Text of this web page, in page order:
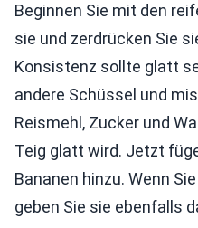
Beginnen Sie mit den
sie und zerdrücken Sie
Konsistenz sollte glatt
andere Schüssel und
Reismehl, Zucker und
Teig glatt wird. Jetzt
Bananen hinzu. Wenn
geben Sie sie ebenfalls